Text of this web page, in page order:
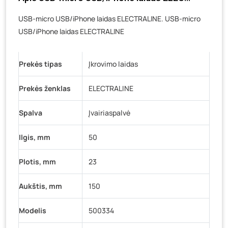
Veteranų g. 11, Visaginas - 0 vienetų
Baravykų g. 1, Druskininkai- 0 vienetų
Vilniaus g. 89D, Ukmergė- 0 vienetų
K. Donelaičio g. 17, Rokiškis
Šaltupės g. 64, Zarasai- 0 vienetų
USB-micro USB/iPhone laidas ELECTRALINE. USB-micro
USB/iPhone laidas ELECTRALINE
Prekės tipas Įkrovimo laidas
Prekės ženklas ELECTRALINE
Spalva Įvairiaspalvė
Ilgis, mm 50
Plotis, mm 23
Aukštis, mm 150
Modelis 500334